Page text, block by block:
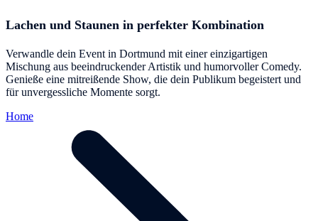
Lachen und Staunen in perfekter Kombination
Verwandle dein Event in Dortmund mit einer einzigartigen
Mischung aus beeindruckender Artistik und humorvoller Comedy.
Genieße eine mitreißende Show, die dein Publikum begeistert und
für unvergessliche Momente sorgt.
Home